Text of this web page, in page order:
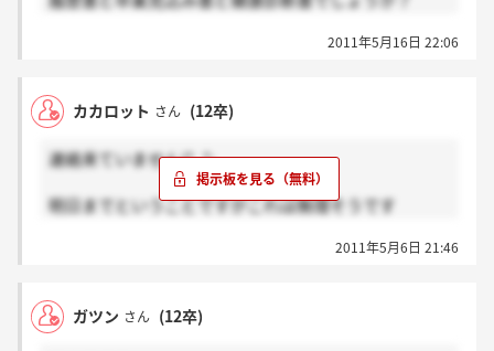
2011年5月16日 22:06
カカロット さん (12卒)
連絡来ていません(*_*;
明日までということですがこれは無理そうです
これから選考受ける方頑張ってください！！2011年5月6日 21:46
ガツン さん (12卒)